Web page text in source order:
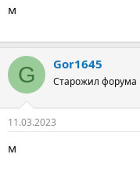
м
G Gor1645
Старожил форума
11.03.2023
м